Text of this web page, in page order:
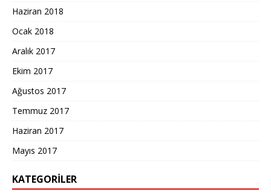
Haziran 2018
Ocak 2018
Aralık 2017
Ekim 2017
Ağustos 2017
Temmuz 2017
Haziran 2017
Mayıs 2017
KATEGORILER